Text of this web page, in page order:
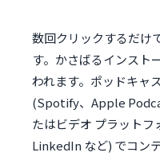
数回クリックするだけ
す。かさばるインスト
われます。ポッドキャ
(Spotify、Apple
たはビデオ プラットフ
LinkedIn など) でコン